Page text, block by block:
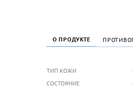
О ПРОДУКТЕ
ТИП КОЖИ
СОСТОЯНИЕ